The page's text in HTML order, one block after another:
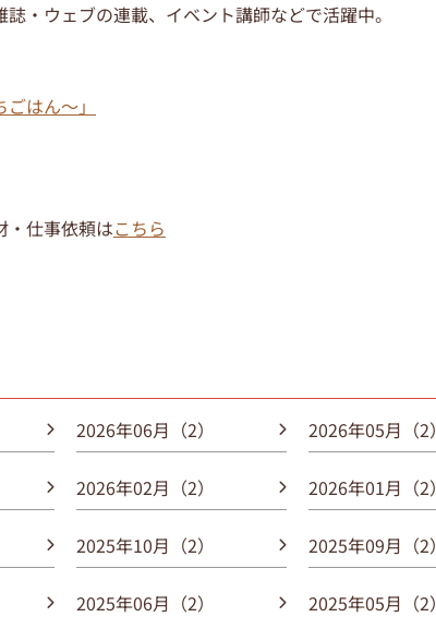
・ウェブの連載、イベント講師などで活躍中。
はん～」
仕事依頼はこちら
2026年06月（2） 2026年05月（2）
2026年02月（2） 2026年01月（2）
2025年10月（2） 2025年09月（2）
2025年06月（2） 2025年05月（2）